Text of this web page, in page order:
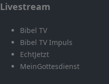
Livestream
Bibel TV
Bibel TV Impuls
EchtJetzt
MeinGottesdienst